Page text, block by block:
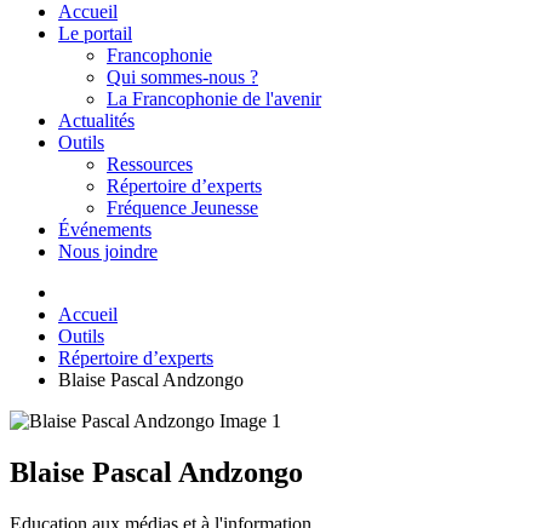
Accueil
Le portail
Francophonie
Qui sommes-nous ?
La Francophonie de l'avenir
Actualités
Outils
Ressources
Répertoire d’experts
Fréquence Jeunesse
Événements
Nous joindre
Accueil
Outils
Répertoire d’experts
Blaise Pascal Andzongo
Blaise Pascal Andzongo
Education aux médias et à l'information